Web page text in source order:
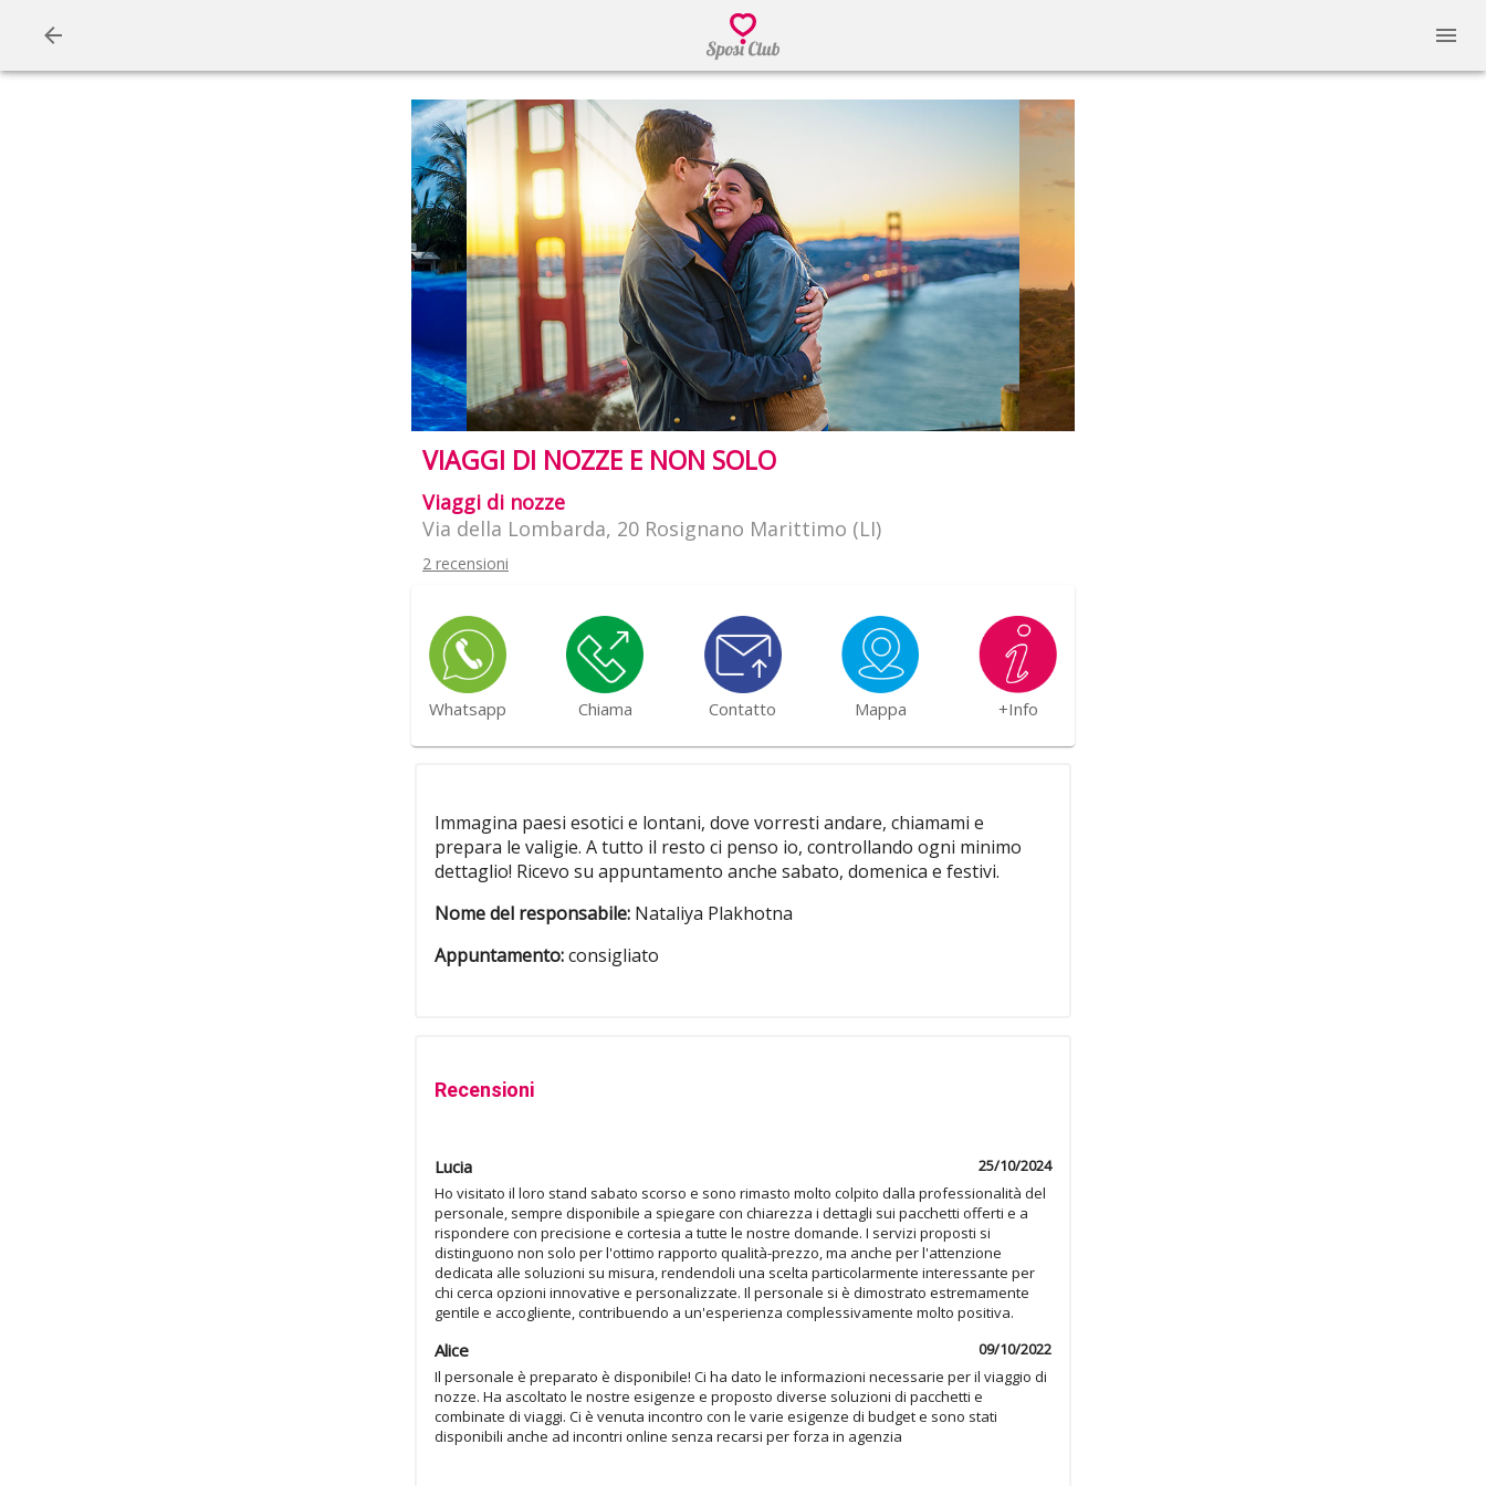
VIAGGI DI NOZZE E NON SOLO
Viaggi di nozze
Via della Lombarda, 20 Rosignano Marittimo (LI)
2 recensioni
Whatsapp Chiama Contatto Mappa +Info
Immagina paesi esotici e lontani, dove vorresti andare, chiamami e
prepara le valigie. A tutto il resto ci penso io, controllando ogni minimo
dettaglio! Ricevo su appuntamento anche sabato, domenica e festivi.
Nome del responsabile: Nataliya Plakhotna
Appuntamento:consigliato
Recensioni
Lucia
25/10/2024
Ho visitato il loro stand sabato scorso e sono rimasto molto colpito dalla professionalità del
personale, sempre disponibile a spiegare con chiarezza i dettagli sui pacchetti offerti e a
rispondere con precisione e cortesia a tutte le nostre domande. I servizi proposti si
distinguono non solo per l'ottimo rapporto qualità-prezzo, ma anche per l'attenzione
dedicata alle soluzioni su misura, rendendoli una scelta particolarmente interessante per
chi cerca opzioni innovative e personalizzate. Il personale si è dimostrato estremamente
gentile e accogliente, contribuendo a un'esperienza complessivamente molto positiva.
Alice
09/10/2022
Il personale è preparato è disponibile! Ci ha dato le informazioni necessarie per il viaggio di
nozze. Ha ascoltato le nostre esigenze e proposto diverse soluzioni di pacchetti e
combinate di viaggi. Ci è venuta incontro con le varie esigenze di budget e sono stati
disponibili anche ad incontri online senza recarsi per forza in agenzia